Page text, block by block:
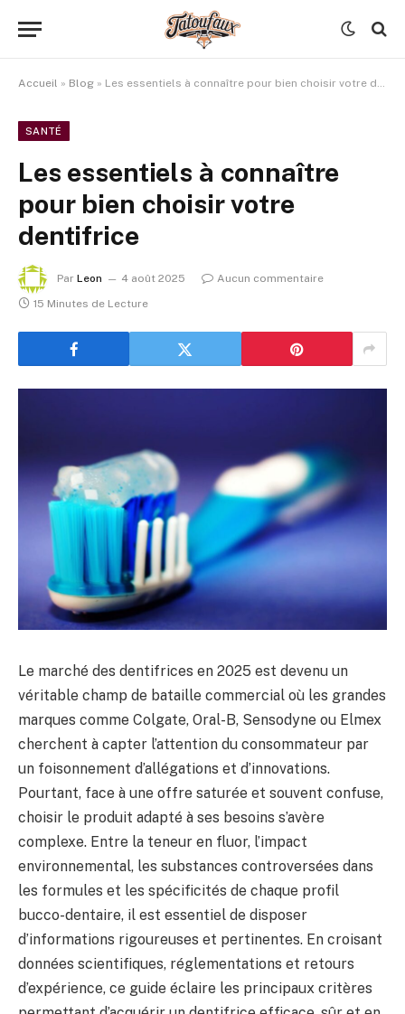
Accueil » Blog » Les essentiels à connaître pour bien choisir votre dentifrice
SANTÉ
Les essentiels à connaître
pour bien choisir votre
dentifrice
Par Leon 4 août 2025
Aucun commentaire
15 Minutes de Lecture
Le marché des dentifrices en 2025 est devenu un
véritable champ de bataille commercial où les grandes
marques comme Colgate, Oral-B, Sensodyne ou Elmex
cherchent à capter l’attention du consommateur par
un foisonnement d’allégations et d’innovations.
Pourtant, face à une offre saturée et souvent confuse,
choisir le produit adapté à ses besoins s’avère
complexe. Entre la teneur en fluor, l’impact
environnemental, les substances controversées dans
les formules et les spécificités de chaque profil
bucco-dentaire, il est essentiel de disposer
d’informations rigoureuses et pertinentes. En croisant
données scientifiques, réglementations et retours
d’expérience, ce guide éclaire les principaux critères